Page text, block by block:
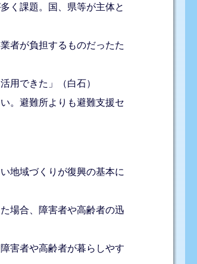
く課題。国、県等が主体と
者が負担するものだったた
用できた」（白石）
。避難所よりも避難支援セ
地域づくりが復興の基本に
場合、障害者や高齢者の迅
害者や高齢者が暮らしやす